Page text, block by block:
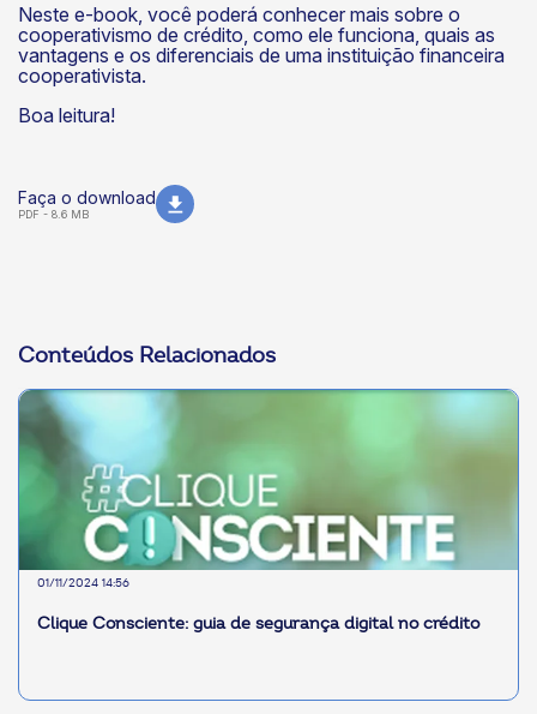
Neste e-book, você poderá conhecer mais sobre o
cooperativismo de crédito, como ele funciona, quais as
vantagens e os diferenciais de uma instituição financeira
cooperativista.
Boa leitura!
Faça o download
PDF - 8.6 MB
Conteúdos Relacionados
01/11/2024 14:56
Clique Consciente: guia de segurança digital no crédito